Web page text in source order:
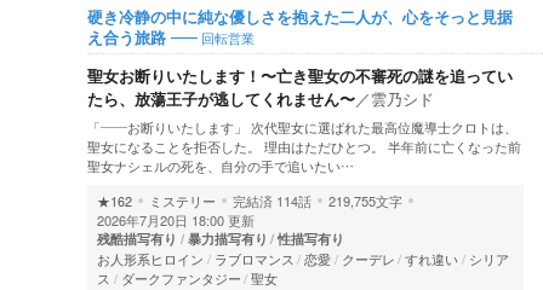
硬き冷静の中に純な優しさを抱えた二人が、心をそっと見据
え合う旅路
回転営業
聖女お断りいたします！〜亡き聖女の不審死の謎を追ってい
たら、放蕩王子が逃してくれません〜／雲乃シド
「――お断りいたします」 次代聖女に選ばれた最高位魔導士クロトは、
聖女になることを拒否した。 理由はただひとつ。 半年前に亡くなった前
聖女ナシェルの死を、自分の手で追いたい…
★162
ミステリー 完結済 114話
219,755文字
2026年7月20日 18:00 更新
残酷描写有り 暴力描写有り 性描写有り
お人形系ヒロイン ラブロマンス 恋愛 クーデレ すれ違い
シリア
ス
ダークファンタジー 聖女